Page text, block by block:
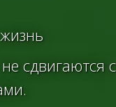
сдвигаются с